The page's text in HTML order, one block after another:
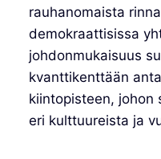
rauhanomaista
demokraattisissa
johdonmukaisuus
kvanttikenttään
kiintopisteen, johon
eri kulttuureista ja